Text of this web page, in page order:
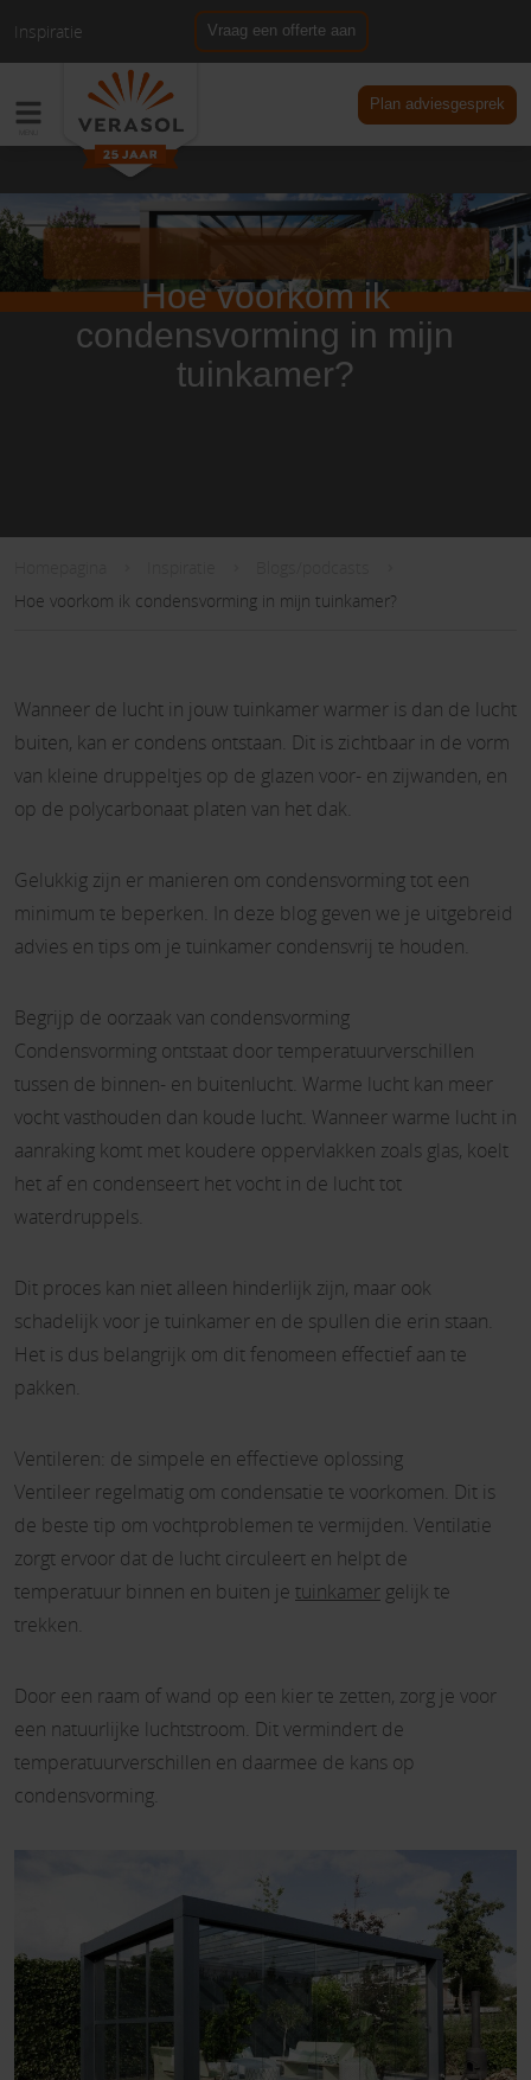
Inspiratie Vraag een offerte aan
DE
Plan adviesgesprek
Hoe voorkom ik
condensvorming in mijn
tuinkamer?
Hoe voorkom ik condensvorming in mijn tuinkamer?
Wanneer de lucht in jouw tuinkamer warmer is dan de lucht
buiten, kan er condens ontstaan. Dit is zichtbaar in de vorm
van kleine druppeltjes op de glazen voor- en zijwanden, en
op de polycarbonaat platen van het dak.
Gelukkig zijn er manieren om condensvorming tot een
minimum te beperken. In deze blog geven we je uitgebreid
advies en tips om je tuinkamer condensvrij te houden.
Begrijp de oorzaak van condensvorming
Condensvorming ontstaat door temperatuurverschillen
tussen de binnen- en buitenlucht. Warme lucht kan meer
vocht vasthouden dan koude lucht. Wanneer warme lucht in
aanraking komt met koudere oppervlakken zoals glas, koelt
het af en condenseert het vocht in de lucht tot
waterdruppels.
Dit proces kan niet alleen hinderlijk zijn, maar ook
schadelijk voor je tuinkamer en de spullen die erin staan.
Het is dus belangrijk om dit fenomeen effectief aan te
pakken.
Ventileren: de simpele en effectieve oplossing
Ventileer regelmatig om condensatie te voorkomen. Dit is
de beste tip om vochtproblemen te vermijden. Ventilatie
zorgt ervoor dat de lucht circuleert en helpt de
temperatuur binnen en buiten je tuinkamer gelijk te
trekken.
Door een raam of wand op een kier te zetten, zorg je voor
een natuurlijke luchtstroom. Dit vermindert de
temperatuurverschillen en daarmee de kans op
condensvorming.